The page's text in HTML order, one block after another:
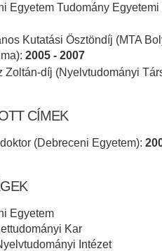
Egyetem Tudomány
Kutatási Ösztöndíj (MTA
2005 - 2007
Zoltán-díj (Nyelvtudományi
CÍMEK
(Debreceni Egyetem):
Egyetem
Kar
Intézet